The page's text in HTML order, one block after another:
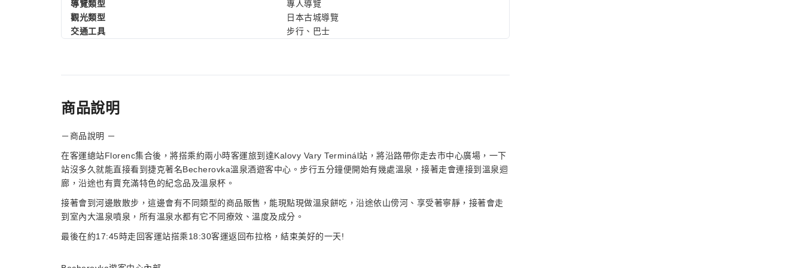
導覽類型
專人導覽
觀光類型
日本古城導覽
交通工具
步行、巴士
商品說明
－商品說明 －
在客運總站Florenc集合後，將搭乘約兩小時客運旅到達Kalovy Vary Terminál站，將沿路帶你走去市中心廣場，一下
站沒多久就能直接看到捷克著名Becherovka溫泉酒遊客中心。步行五分鐘便開始有幾處溫泉，接著走會連接到溫泉迴
廊，沿途也有賣充滿特色的紀念品及溫泉杯。
接著會到河邊散散步，這邊會有不同類型的商品販售，能現點現做溫泉餅吃，沿途依山傍河、享受著寧靜，接著會走
到室內大溫泉噴泉，所有溫泉水都有它不同療效、溫度及成分。
最後在約17:45時走回客運站搭乘18:30客運返回布拉格，結束美好的一天!